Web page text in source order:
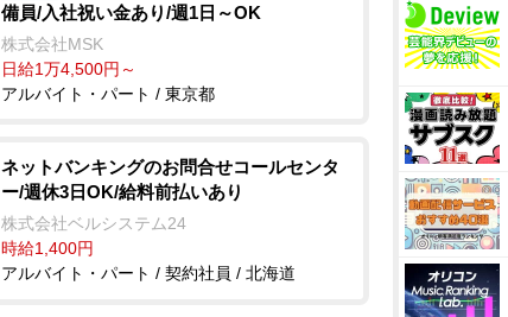
備員/入社祝い金あり/週1日～OK
株式会社MSK
日給1万4,500円～
アルバイト・パート / 東京都
ネットバンキングのお問合せコールセンタ
ー/週休3日OK/給料前払いあり
株式会社ベルシステム24
時給1,400円
アルバイト・パート / 契約社員 / 北海道